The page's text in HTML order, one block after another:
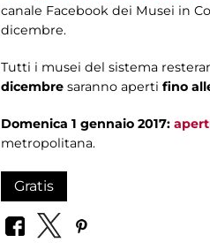
canale Facebook dei Musei in
dicembre.
Tutti i musei del sistema
dicembre saranno aperti fino
Domenica 1 gennaio 2017:
metropolitana.
Gratis